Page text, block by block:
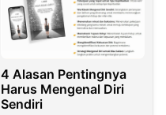
4 Alasan Pentingnya
Harus Mengenal Diri
Sendiri